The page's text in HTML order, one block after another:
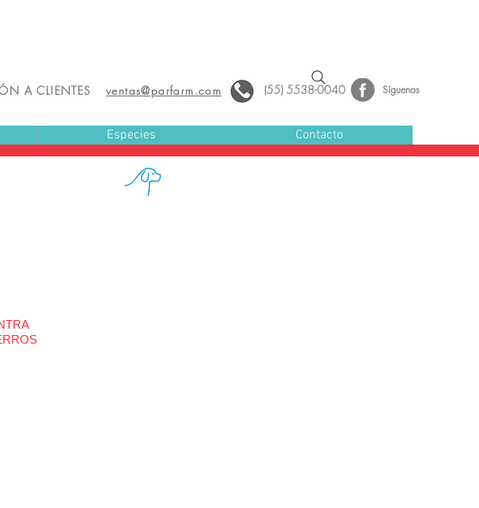
A CLIENTES ventas@parfarm.com (55) 5538-0040 Síguenos
Especies Contacto